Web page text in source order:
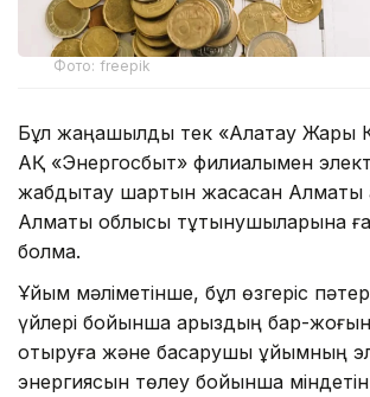
Фото: freepik
Бұл жаңашылдық тек «Алатау Жарық
АҚ «Энергосбыт» филиалымен
жабдықтау шартын жасасқан Алматы
Алматы облысы тұтынушыларына
болмақ.
Ұйым мәліметінше, бұл өзгеріс
үйлері бойынша қарыздың бар-жоғын
отыруға және басқарушы ұйымның
энергиясын төлеу бойынша міндетін